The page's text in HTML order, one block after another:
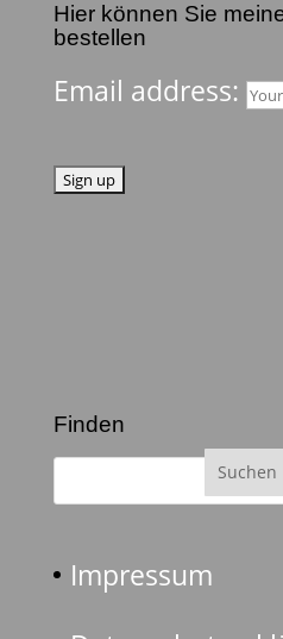
Hier können Sie
bestellen
Email address:
Finden
Impressum